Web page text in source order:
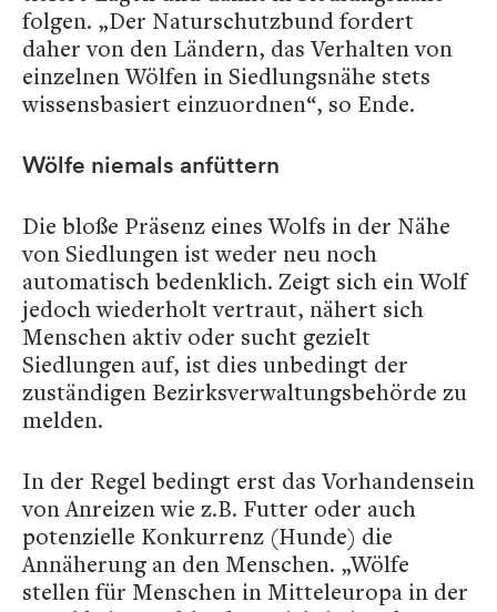
folgen. „Der Naturschutzbund fordert
daher von den Ländern, das Verhalten von
einzelnen Wölfen in Siedlungsnähe stets
wissensbasiert einzuordnen“, so Ende.
Wölfe niemals anfüttern
Die bloße Präsenz eines Wolfs in der Nähe
von Siedlungen ist weder neu noch
automatisch bedenklich. Zeigt sich ein Wolf
jedoch wiederholt vertraut, nähert sich
Menschen aktiv oder sucht gezielt
Siedlungen auf, ist dies unbedingt der
zuständigen Bezirksverwaltungsbehörde zu
melden.
In der Regel bedingt erst das Vorhandensein
von Anreizen wie z.B. Futter oder auch
potenzielle Konkurrenz (Hunde) die
Annäherung an den Menschen. „Wölfe
stellen für Menschen in Mitteleuropa in der